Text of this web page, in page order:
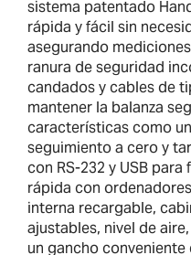
sistema patentado
rápida y fácil sin
asegurando
ranura de seguridad
candados y cables de
mantener la balanza
características como
seguimiento a cero y
con RS-232 y USB
rápida con
interna recargable,
ajustables, nivel de
un gancho